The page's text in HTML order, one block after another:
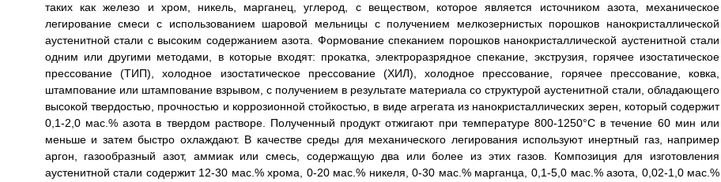
таких как железо и хром, никель, марганец, углерод, с веществом, которое является источником азота, механическое
легирование смеси с использованием шаровой мельницы с получением мелкозернистых порошков нанокристаллической
аустенитной стали с высоким содержанием азота. Формование спеканием порошков нанокристаллической аустенитной стали
одним или другими методами, в которые входят: прокатка, электроразрядное спекание, экструзия, горячее изостатическое
прессование (ТИП), холодное изостатическое прессование (ХИЛ), холодное прессование, горячее прессование, ковка,
штампование или штампование взрывом, с получением в результате материала со структурой аустенитной стали, обладающего
высокой твердостью, прочностью и коррозионной стойкостью, в виде агрегата из нанокристаллических зерен, который содержит
0,1-2,0 мас.% азота в твердом растворе. Полученный продукт отжигают при температуре 800-1250°С в течение 60 мин или
меньше и затем быстро охлаждают. В качестве среды для механического легирования используют инертный газ, например
аргон, газообразный азот, аммиак или смесь, содержащую два или более из этих газов. Композиция для изготовления
аустенитной стали содержит 12-30 мас.% хрома, 0-20 мас.% никеля, 0-30 мас.% марганца, 0,1-5,0 мас.% азота, 0,02-1,0 мас.%